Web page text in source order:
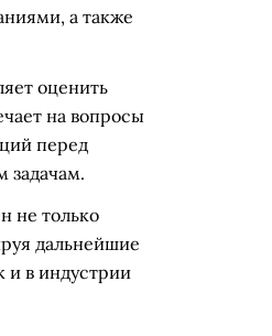
а также
оценить
на вопросы
перед
задачам.
не только
дальнейшие
и в индустрии